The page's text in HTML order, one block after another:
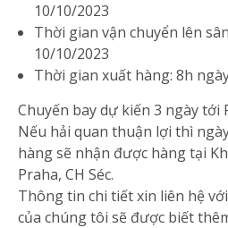
10/10/2023
Thời gian vận chuyển lên
10/10/2023
Thời gian xuất hàng: 8h
Chuyến bay dự kiến 3 ngày tới
Nếu hải quan thuận lợi thì
hàng sẽ nhận được hàng tại
Praha, CH Séc.
Thông tin chi tiết xin liên hệ
của chúng tôi sẽ được biết